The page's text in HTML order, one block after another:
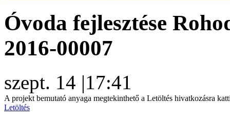
Óvoda fejlesztése
2016-00007
szept. 14 |17:41
A projekt bemutató anyaga megtekinthető a Letöltés hivatkozásra
Letöltés